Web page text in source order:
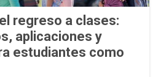
regreso a clases:
aplicaciones y
estudiantes como